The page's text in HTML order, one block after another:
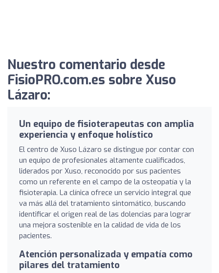
Nuestro comentario desde
FisioPRO.com.es sobre Xuso
Lázaro:
Un equipo de fisioterapeutas con amplia
experiencia y enfoque holístico
El centro de Xuso Lázaro se distingue por contar con
un equipo de profesionales altamente cualificados,
liderados por Xuso, reconocido por sus pacientes
como un referente en el campo de la osteopatía y la
fisioterapia. La clínica ofrece un servicio integral que
va más allá del tratamiento sintomático, buscando
identificar el origen real de las dolencias para lograr
una mejora sostenible en la calidad de vida de los
pacientes.
Atención personalizada y empatía como
pilares del tratamiento